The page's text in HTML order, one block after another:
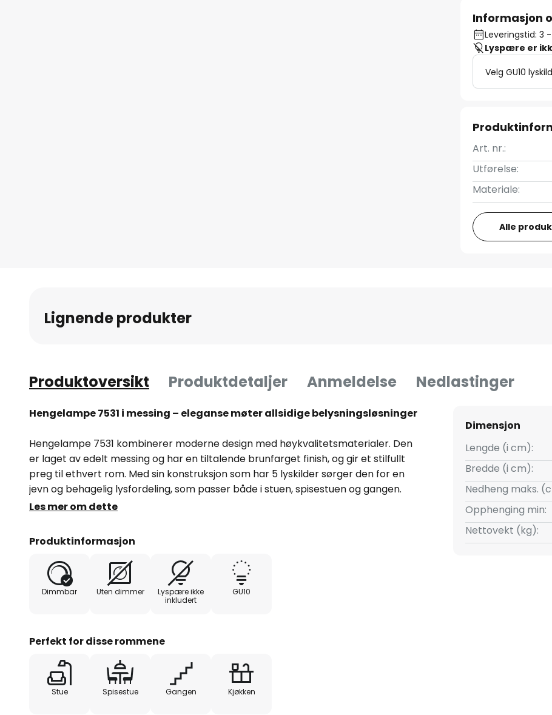
Informasjon
Leveringstid: 3
Lyspære er
Velg GU10
Art. nr.:
Utførelse:
Materiale:
Alle
Lignende produkter
Produktoversikt Produktdetaljer Anmeldelse Nedlastinger
Hengelampe 7531 i messing – eleganse møter allsidige belysningsløsninger
Hengelampe 7531 kombinerer moderne design med høykvalitetsmaterialer. Den
er laget av edelt messing og har en tiltalende brunfarget finish, og gir et stilfullt
preg til ethvert rom. Med sin konstruksjon som har 5 lyskilder sørger den for en
jevn og behagelig lysfordeling, som passer både i stuen, spisestuen og gangen.
lysdesignet og tilpasser seg forskjellige stemninger og behov. Den er produsert i
Europa og står for kvalitet og presisjon i utførelsen. Hengelampe 7531 er det
ideelle valget for alle som verdsetter tidløs estetikk og funksjonalitet.
Les mer om dette
Produktinformasjon
Dimmbar Uten dimmer
Lyspære ikke
inkludert
GU10
Perfekt for disse rommene
Stue Spisestue Gangen Kjøkken
Dimensjon
Lengde (i cm):
Bredde (i cm):
Nedheng maks.
Opphenging min:
Nettovekt (kg):